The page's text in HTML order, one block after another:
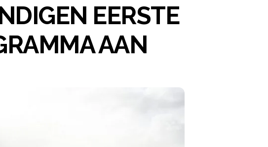
EERSTE
AAN